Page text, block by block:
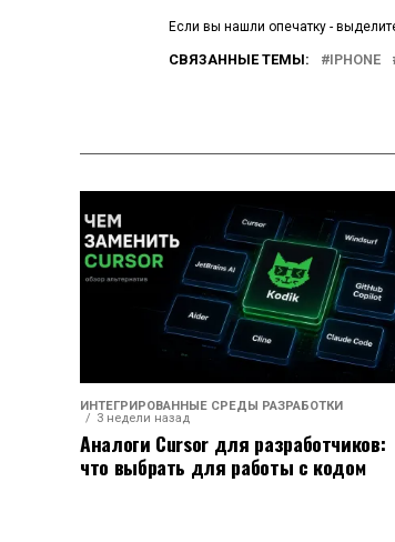
Если вы нашли опечатку -
СВЯЗАННЫЕ ТЕМЫ: IPHONE
ИНТЕГРИРОВАННЫЕ СРЕДЫ РАЗРАБОТКИ
3 недели назад
Аналоги Cursor для разработчиков:
что выбрать для работы с кодом